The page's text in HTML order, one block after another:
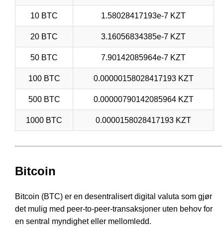
10 BTC 1.58028417193e-7 KZT
20 BTC 3.16056834385e-7 KZT
50 BTC 7.90142085964e-7 KZT
100 BTC 0.00000158028417193 KZT
500 BTC 0.00000790142085964 KZT
1000 BTC 0.0000158028417193 KZT
Bitcoin
Bitcoin (BTC) er en desentralisert digital valuta som gjør
det mulig med peer-to-peer-transaksjoner uten behov for
en sentral myndighet eller mellomledd.